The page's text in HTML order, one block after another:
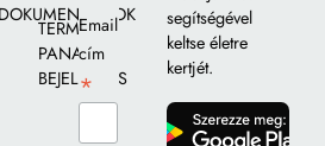
DOKUMENTUMOK
TERMÉK
PANASZ
BEJELENTÉS
Email
cím
*
segítségével
keltse életre
kertjét.
gomb